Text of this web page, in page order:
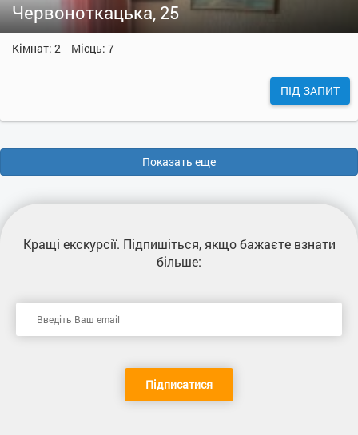
Червоноткацька, 25
Кімнат: 2 Місць: 7
ПІД ЗАПИТ
Показать еще
Кращі екскурсії. Підпишіться, якщо бажаєте взнати
більше:
Підписатися